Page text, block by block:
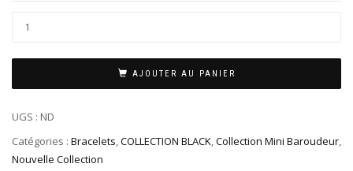
AJOUTER AU PANIER
UGS : ND
Catégories : Bracelets,COLLECTION BLACK,Collection Mini Baroudeur,
Nouvelle Collection